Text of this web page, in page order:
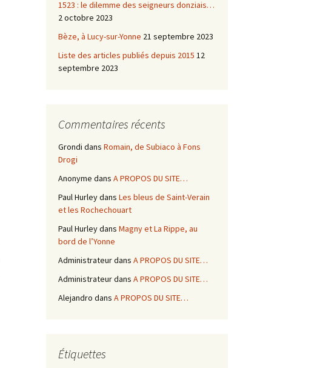
1523 : le dilemme des seigneurs donziais…
2 octobre 2023
Bèze, à Lucy-sur-Yonne 21 septembre 2023
Liste des articles publiés depuis 2015 12
septembre 2023
Commentaires récents
Grondi dans Romain, de Subiaco à Fons
Drogi
Anonyme dans A PROPOS DU SITE…
Paul Hurleydans Les bleus de Saint-Verain
et les Rochechouart
Paul Hurleydans Magny et La Rippe, au
bord de l’Yonne
Administrateurdans A PROPOS DU SITE…
Administrateurdans A PROPOS DU SITE…
Alejandro dans A PROPOS DU SITE…
Étiquettes